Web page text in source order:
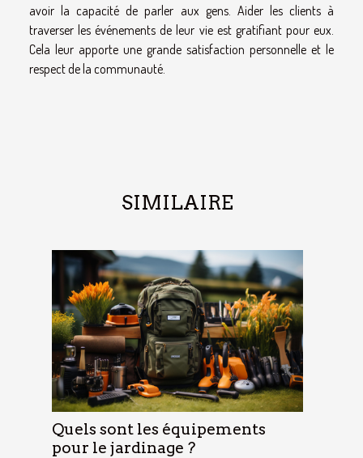
avoir la capacité de parler aux gens. Aider les clients à
traverser les événements de leur vie est gratifiant pour eux.
Cela leur apporte une grande satisfaction personnelle et le
respect de la communauté.
SIMILAIRE
Quels sont les équipements
pour le jardinage ?